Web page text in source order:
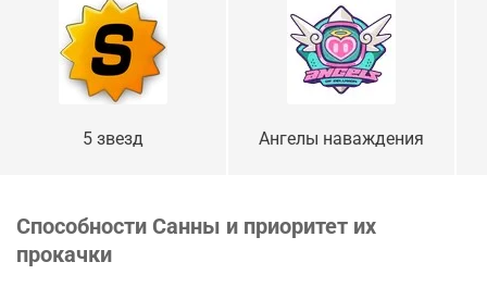
5 звезд Ангелы наваждения
Способности Санны и приоритет их
прокачки